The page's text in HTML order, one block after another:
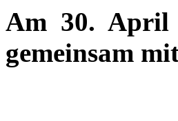
Am 30. April
gemeinsam